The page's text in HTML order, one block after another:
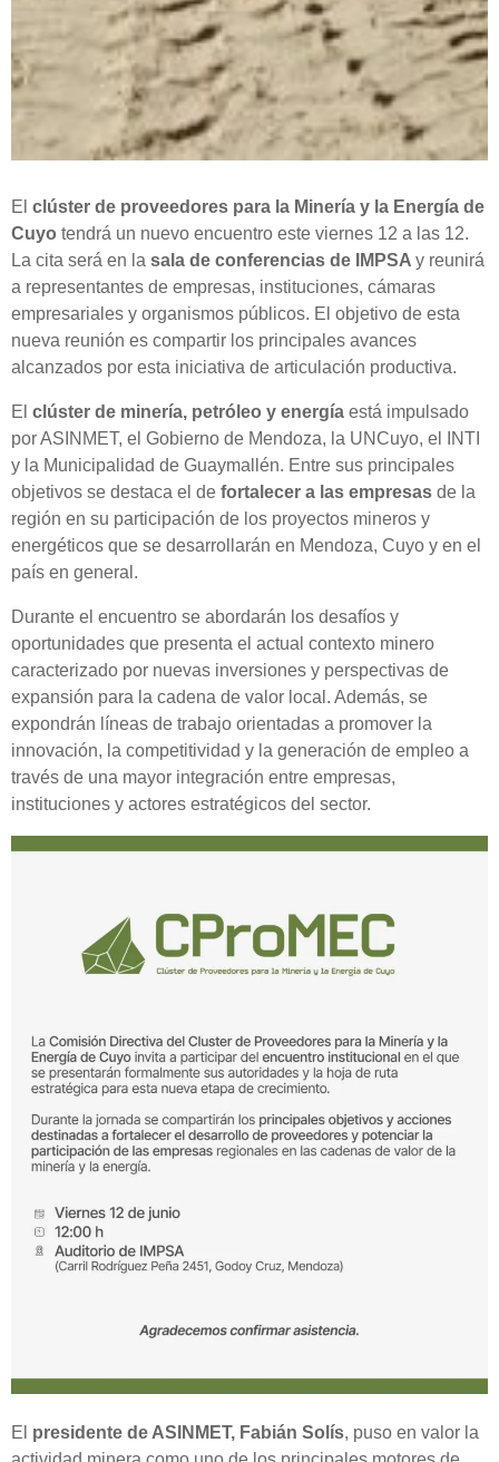
El clúster de proveedores para la Minería y la Energía de
Cuyo tendrá un nuevo encuentro este viernes 12 a las 12.
La cita será en la sala de conferencias de IMPSA y reunirá
a representantes de empresas, instituciones, cámaras
empresariales y organismos públicos. El objetivo de esta
nueva reunión es compartir los principales avances
alcanzados por esta iniciativa de articulación productiva.
El clúster de minería, petróleo y energía está impulsado
por ASINMET, el Gobierno de Mendoza, la UNCuyo, el INTI
y la Municipalidad de Guaymallén. Entre sus principales
objetivos se destaca el de fortalecer a las empresas de la
región en su participación de los proyectos mineros y
energéticos que se desarrollarán en Mendoza, Cuyo y en el
país en general.
Durante el encuentro se abordarán los desafíos y
oportunidades que presenta el actual contexto minero
caracterizado por nuevas inversiones y perspectivas de
expansión para la cadena de valor local. Además, se
expondrán líneas de trabajo orientadas a promover la
innovación, la competitividad y la generación de empleo a
través de una mayor integración entre empresas,
instituciones y actores estratégicos del sector.
El presidente de ASINMET, Fabián Solís, puso en valor la